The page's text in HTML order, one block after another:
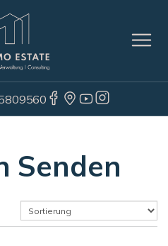
Senden